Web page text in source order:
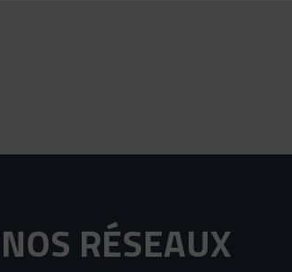
NOS RÉSEAUX